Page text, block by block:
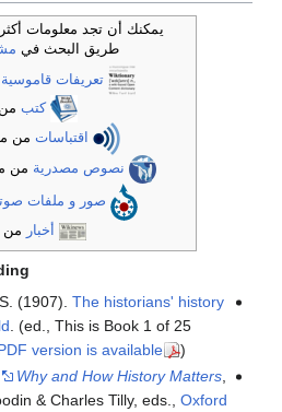
يمكنك أن تجد معلومات
طريق البحث في
تعريفات قاموسية
كتب
اقتباسات من
نصوص مصدرية من
صور و ملفات
أخبار
من
(1907). The historians' history
. (ed., This is Book 1 of 25
version is available
)
Why and How History Matters
& Charles Tilly, eds., Oxford